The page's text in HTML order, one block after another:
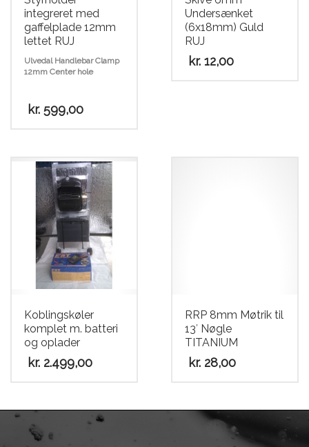
integreret med
gaffelplade 12mm
lettet RUJ
Ulvedal Handlebar Clamp
12mm Center hole
kr. 599,00
varianter.
Mulighederne
vælges
Undersænket
(6x18mm) Guld
RUJ
kr.12,00
Koblingskøler
komplet m. batteri
og oplader
kr. 2.499,00
RRP 8mm Møtrik til
13′ Nøgle
TITANIUM
kr.28,00